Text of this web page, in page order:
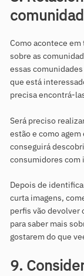
Como acontece
sobre as
essas
que está
precisa encontrá-
Será preciso
estão e como
conseguirá
consumidores com
Depois de
curta imagens,
perfis vão devolver
para saber mais
gostarem do que
9.